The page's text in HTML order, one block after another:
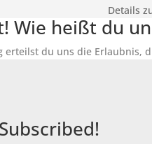
Details
Wie heißt du
erteilst du uns die Erlaubnis,